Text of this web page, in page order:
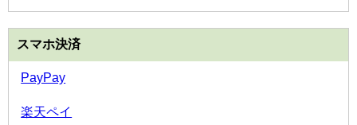
スマホ決済
PayPay
楽天ペイ